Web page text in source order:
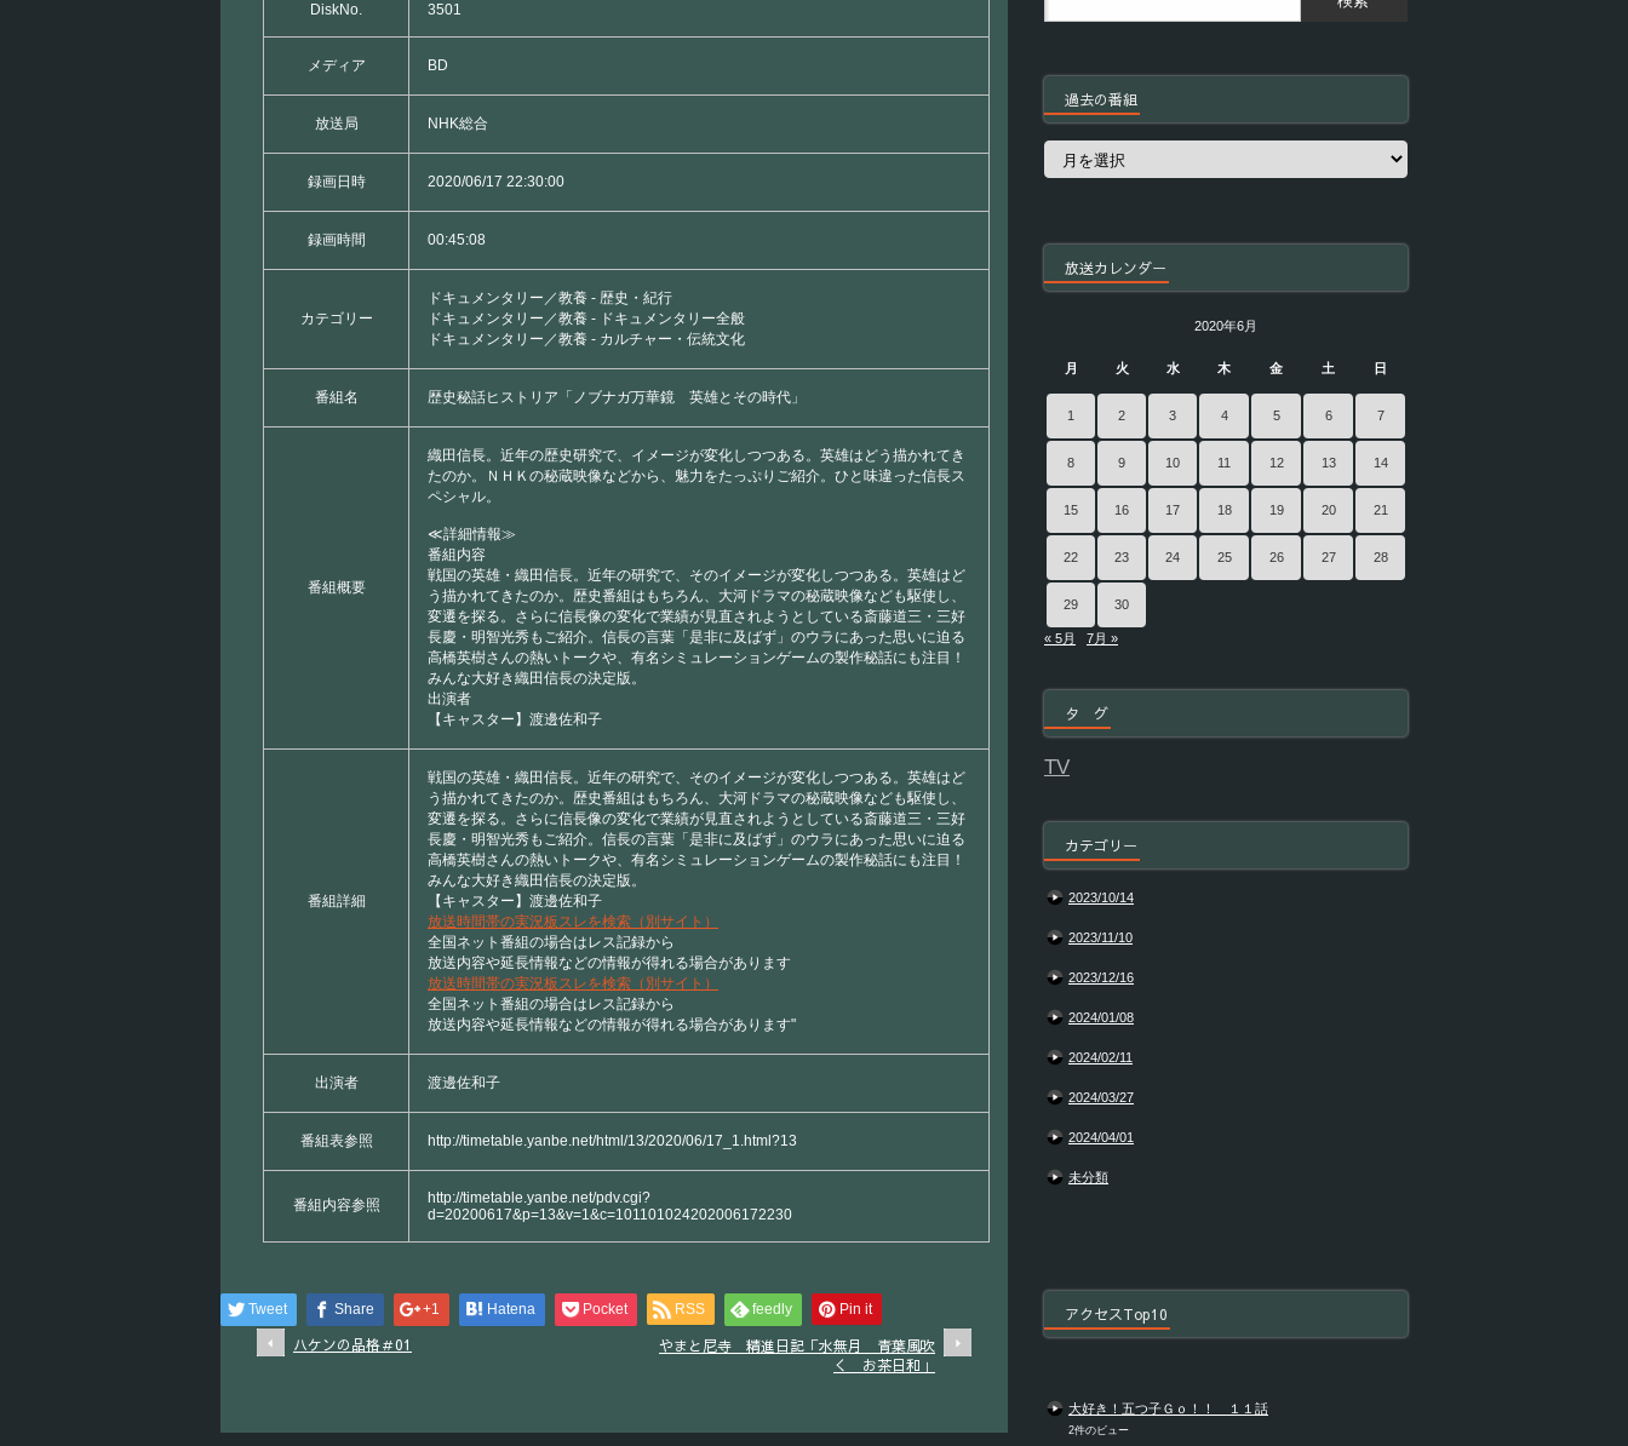
DiskNo. 3501
メディア BD
放送局 NHK総合
録画日時 2020/06/17 22:30:00
録画時間 00:45:08
カテゴリー
ドキュメンタリー／教養 - 歴史・紀行
ドキュメンタリー／教養 - ドキュメンタリー全般
ドキュメンタリー／教養 - カルチャー・伝統文化
番組名 歴史秘話ヒストリア「ノブナガ万華鏡 英雄とその時代」
番組概要
織田信長。近年の歴史研究で、イメージが変化しつつある。英雄はどう描かれてき
たのか。ＮＨＫの秘蔵映像などから、魅力をたっぷりご紹介。ひと味違った信長ス
ペシャル。
≪詳細情報≫
番組内容
戦国の英雄・織田信長。近年の研究で、そのイメージが変化しつつある。英雄はど
う描かれてきたのか。歴史番組はもちろん、大河ドラマの秘蔵映像なども駆使し、
変遷を探る。さらに信長像の変化で業績が見直されようとしている斎藤道三・三好
長慶・明智光秀もご紹介。信長の言葉「是非に及ばず」のウラにあった思いに迫る
高橋英樹さんの熱いトークや、有名シミュレーションゲームの製作秘話にも注目！
みんな大好き織田信長の決定版。
出演者
【キャスター】渡邊佐和子
番組詳細
戦国の英雄・織田信長。近年の研究で、そのイメージが変化しつつある。英雄はど
う描かれてきたのか。歴史番組はもちろん、大河ドラマの秘蔵映像なども駆使し、
変遷を探る。さらに信長像の変化で業績が見直されようとしている斎藤道三・三好
長慶・明智光秀もご紹介。信長の言葉「是非に及ばず」のウラにあった思いに迫る
高橋英樹さんの熱いトークや、有名シミュレーションゲームの製作秘話にも注目！
みんな大好き織田信長の決定版。
【キャスター】渡邊佐和子
放送時間帯の実況板スレを検索（別サイト）
全国ネット番組の場合はレス記録から
放送内容や延長情報などの情報が得れる場合があります
放送時間帯の実況板スレを検索（別サイト）
全国ネット番組の場合はレス記録から
放送内容や延長情報などの情報が得れる場合があります"
出演者 渡邊佐和子
番組表参照 http://timetable.yanbe.net/html/13/2020/06/17_1.html?13
番組内容参照
http://timetable.yanbe.net/pdv.cgi?
d=20200617&p=13&v=1&c=101101024202006172230
Tweet Share +1 Hatena Pocket RSS feedly Pin it
ハケンの品格＃01
やまと尼寺 精進日記「水無月 青葉風吹
く お茶日和」
過去の番組
過
放送カレンダー
2020年6月
月 火 水 木 金 土 日
1 2 3 4 5 6 7
8 9 10 11 12 13 14
15 16 17 18 19 20 21
22 23 24 25 26 27 28
29 30
« 5月 7月 »
タ グ
TV
カテゴリー
2023/10/14
2023/11/10
2023/12/16
2024/01/08
2024/02/11
2024/03/27
2024/04/01
未分類
アクセスTop10
大好き！五つ子Ｇｏ！！ １１話
2件のビュー